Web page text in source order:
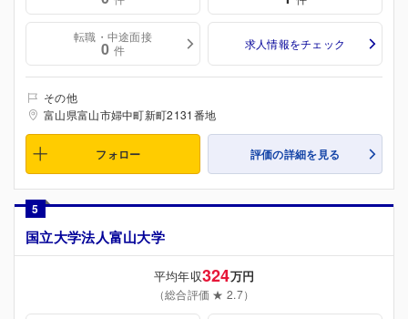
転職・中途面接
0 件 求人情報をチェック
その他
富山県富山市婦中町新町2131番地
フォロー 評価の詳細を見る
5
国立大学法人富山大学
平均年収324万円
（総合評価 ★ 2.7）